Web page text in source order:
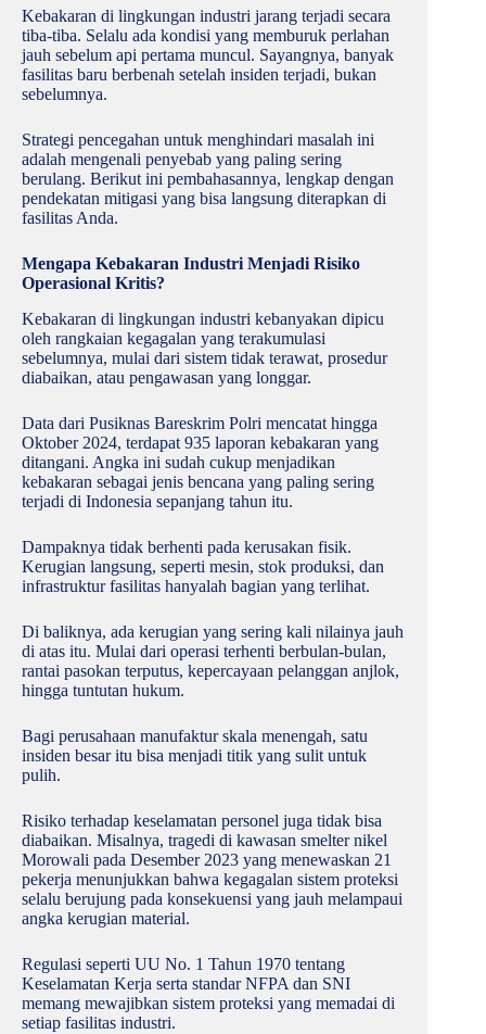
Kebakaran di lingkungan industri jarang terjadi secara
tiba-tiba. Selalu ada kondisi yang memburuk perlahan
jauh sebelum api pertama muncul. Sayangnya, banyak
fasilitas baru berbenah setelah insiden terjadi, bukan
sebelumnya.
Strategi pencegahan untuk menghindari masalah ini
adalah mengenali penyebab yang paling sering
berulang. Berikut ini pembahasannya, lengkap dengan
pendekatan mitigasi yang bisa langsung diterapkan di
fasilitas Anda.
Mengapa Kebakaran Industri Menjadi Risiko
Operasional Kritis?
Kebakaran di lingkungan industri kebanyakan dipicu
oleh rangkaian kegagalan yang terakumulasi
sebelumnya, mulai dari sistem tidak terawat, prosedur
diabaikan, atau pengawasan yang longgar.
Data dari Pusiknas Bareskrim Polri mencatat hingga
Oktober 2024, terdapat 935 laporan kebakaran yang
ditangani. Angka ini sudah cukup menjadikan
kebakaran sebagai jenis bencana yang paling sering
terjadi di Indonesia sepanjang tahun itu.
Dampaknya tidak berhenti pada kerusakan fisik.
Kerugian langsung, seperti mesin, stok produksi, dan
infrastruktur fasilitas hanyalah bagian yang terlihat.
Di baliknya, ada kerugian yang sering kali nilainya jauh
di atas itu. Mulai dari operasi terhenti berbulan-bulan,
rantai pasokan terputus, kepercayaan pelanggan anjlok,
hingga tuntutan hukum.
Bagi perusahaan manufaktur skala menengah, satu
insiden besar itu bisa menjadi titik yang sulit untuk
pulih.
Risiko terhadap keselamatan personel juga tidak bisa
diabaikan. Misalnya, tragedi di kawasan smelter nikel
Morowali pada Desember 2023 yang menewaskan 21
pekerja menunjukkan bahwa kegagalan sistem proteksi
selalu berujung pada konsekuensi yang jauh melampaui
angka kerugian material.
Regulasi seperti UU No. 1 Tahun 1970 tentang
Keselamatan Kerja serta standar NFPA dan SNI
memang mewajibkan sistem proteksi yang memadai di
setiap fasilitas industri.